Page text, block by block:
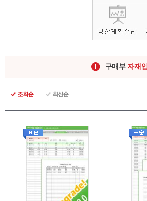
구매부자재